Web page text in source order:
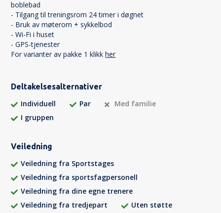
boblebad
- Tilgang til treningsrom 24 timer i døgnet
- Bruk av møterom + sykkelbod
- Wi-Fi i huset
- GPS-tjenester
For varianter av pakke 1 klikkher
Deltakelsesalternativer
Individuell Par
Med familie
I gruppen
Veiledning
Veiledning fra Sportstages
Veiledning fra sportsfagpersonell
Veiledning fra dine egne trenere
Veiledning fra tredjepart
Uten støtte